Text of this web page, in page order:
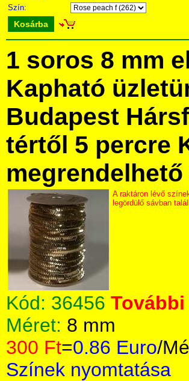
Szín:
Kosárba
1 soros 8 mm
Kapható
Budapest
tértől 5 percre
A raktáron lévő
legördülő sávban
Kód: 36456
Méret: 8 mm
300 Ft=0.86 Euro/
Színek nyomtatása